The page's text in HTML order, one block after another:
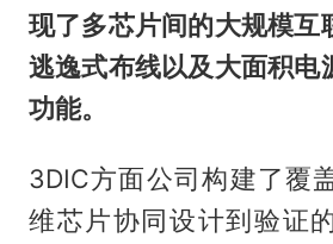
现了多芯片间的大规模互
逃逸式布线以及大面积电
功能。
3DIC方面公司构建了覆
维芯片协同设计到验证